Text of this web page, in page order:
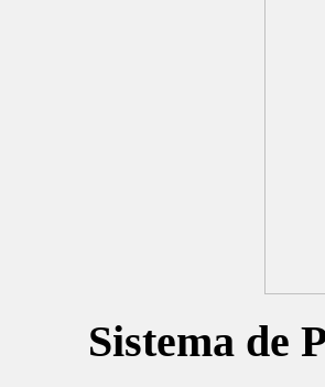
Sistema de